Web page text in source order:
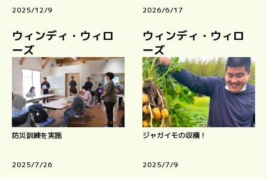
2025/12/9 2026/6/17
ウィンディ・ウィロ
ーズ
防災訓練を実施
2025/7/26
ウィンディ・ウィロ
ーズ
ジャガイモの収穫！
2025/7/9